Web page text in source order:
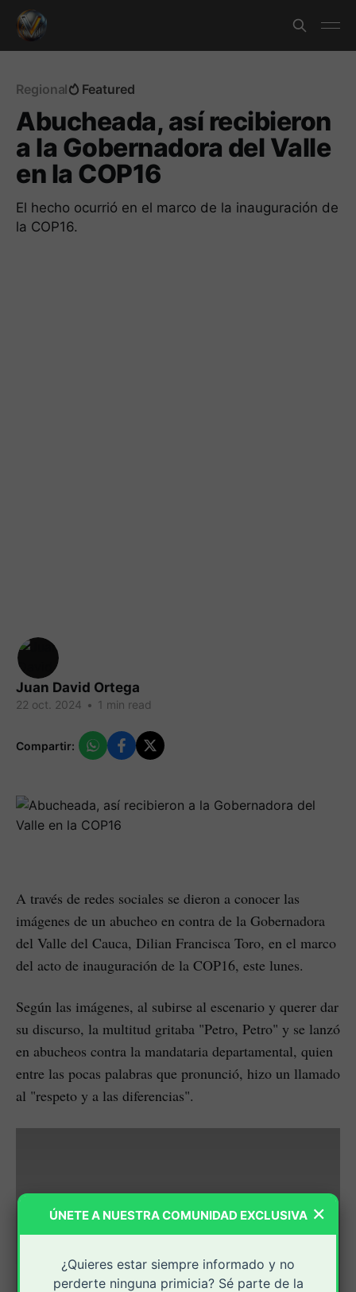
Regional Featured
Abucheada, así recibieron
a la Gobernadora del Valle
en la COP16
El hecho ocurrió en el marco de la inauguración de
la COP16.
Juan David Ortega
22 oct. 2024 • 1 min read
Compartir:
A través de redes sociales se dieron a conocer las
imágenes de un abucheo en contra de la Gobernadora
del Valle del Cauca, Dilian Francisca Toro, en el marco
del acto de inauguración de la COP16, este lunes.
Según las imágenes, al subirse al escenario y querer dar
su discurso, la multitud gritaba "Petro, Petro" y se lanzó
en abucheos contra la mandataria departamental, quien
entre las pocas palabras que pronunció, hizo un llamado
al "respeto y a las diferencias".
×
ÚNETE A NUESTRA COMUNIDAD EXCLUSIVA
¿Quieres estar siempre informado y no
perderte ninguna primicia? Sé parte de la